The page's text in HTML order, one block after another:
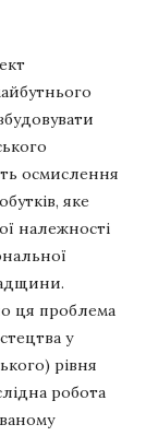
осмислення
яке
належності
ця проблема
у
рівня
робота